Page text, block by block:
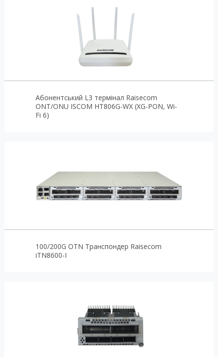
Абонентський L3 термінал Raisecom
ONT/ONU ISCOM HT806G-WX (XG-PON, Wi-
Fi 6)
100/200G OTN Транспондер Raisecom
iTN8600-I